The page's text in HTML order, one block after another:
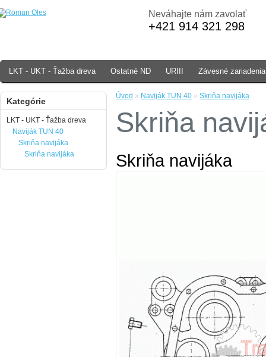
Neváhajte nám zavolať
+421 914 321 298
LKT - UKT - Ťažba dreva Ostatné ND URIII Závesné zariadenia
Kategórie
LKT - UKT - Ťažba dreva
Naviják TUN 40
Skriňa navijáka
Skriňa navijáka
Úvod » Naviják TUN 40 » Skriňa navijáka
Skriňa
Skriňa navijáka